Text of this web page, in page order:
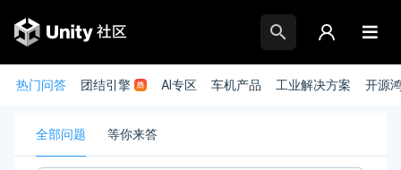
热门问答 团结引擎 AI专区 车机产品 工业解决方案 开源
全部问题 等你来答